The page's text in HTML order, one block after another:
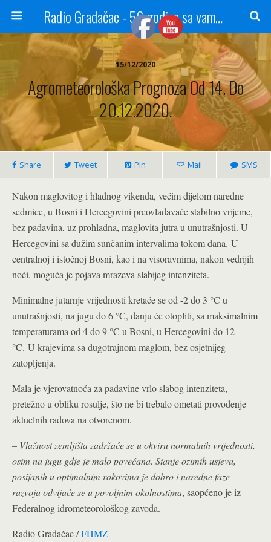
Radio Gradačac - 56 godina sa vama...
15/12/2020
Agrometeorološka Prognoza Od 14. Do
20.12.2020.
Share Tweet Pin Mail SMS
Nakon maglovitog i hladnog vikenda, većim dijelom naredne
sedmice, u Bosni i Hercegovini preovladavaće stabilno vrijeme,
bez padavina, uz prohladna, maglovita jutra u unutrašnjosti. U
Hercegovini sa dužim sunčanim intervalima tokom dana. U
centralnoj i istočnoj Bosni, kao i na visoravnima, nakon vedrijih
noći, moguća je pojava mrazeva slabijeg intenziteta.
Minimalne jutarnje vrijednosti kretaće se od -2 do 3 °C u
unutrašnjosti, na jugu do 6 °C, danju će otopliti, sa maksimalnim
temperaturama od 4 do 9 °C u Bosni, u Hercegovini do 12
°C. U krajevima sa dugotrajnom maglom, bez osjetnijeg
zatopljenja.
Mala je vjerovatnoća za padavine vrlo slabog intenziteta,
pretežno u obliku rosulje, što ne bi trebalo ometati provođenje
aktuelnih radova na otvorenom.
– Vlažnost zemljišta zadržaće se u okviru normalnih vrijednosti,
osim na jugu gdje je malo povećana. Stanje ozimih usjeva,
posijanih u optimalnim rokovima je dobro i naredne faze
razvoja odvijaće se u povoljnim okolnostima, saopćeno je iz
Federalnog idrometeorološkog zavoda.
Radio Gradačac /FHMZ